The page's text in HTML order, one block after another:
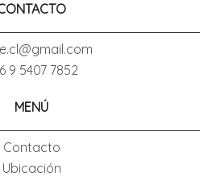
9 5407 7852
MENÚ
Contacto
Ubicación